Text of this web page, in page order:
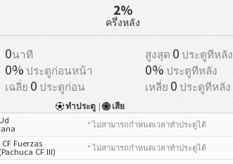
2%
ครึ่งหลัง
0นาที สูงสุด 0 ประตูทีหลัง
0% ประตูก่อนหน้า 0% ประตูทีหลัง
เฉลี่ย 0 ประตูก่อน เหลี่ย 0 ประตูทีหลัง
ทำประตู| เสีย
* ไม่สามารถกำหนดเวลาทำประตูได้
Fuerzas
CF III)
* ไม่สามารถกำหนดเวลาทำประตูได้